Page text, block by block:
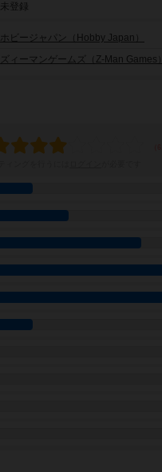
未登録
ホビージャパン（Hobby Japan）
ズィーマンゲームズ（Z-Man Games）